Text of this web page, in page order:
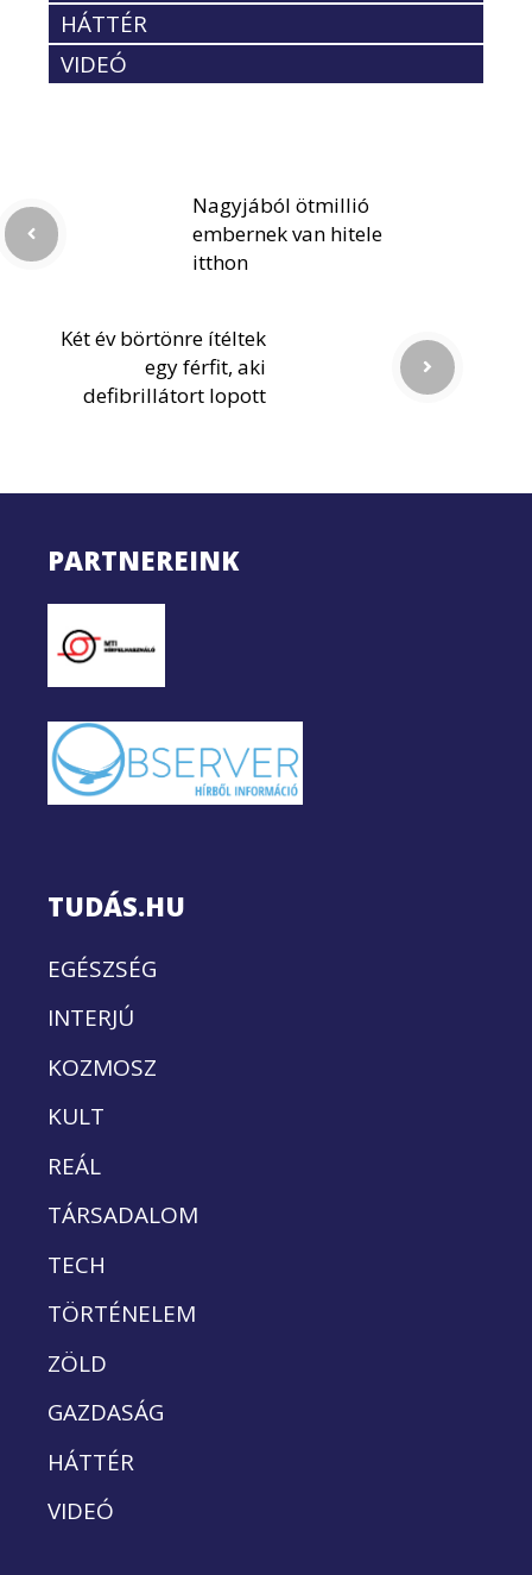
HÁTTÉR
VIDEÓ
Nagyjából ötmillió
embernek van hitele
itthon
Két év börtönre ítéltek
egy férfit, aki
defibrillátort lopott
PARTNEREINK
TUDÁS.HU
EGÉSZSÉG
INTERJÚ
KOZMOSZ
KULT
REÁL
TÁRSADALOM
TECH
TÖRTÉNELEM
ZÖLD
GAZDASÁG
HÁTTÉR
VIDEÓ